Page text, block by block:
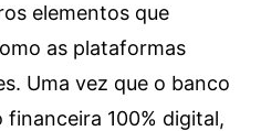
elementos que
as plataformas
Uma vez que o banco
100% digital,